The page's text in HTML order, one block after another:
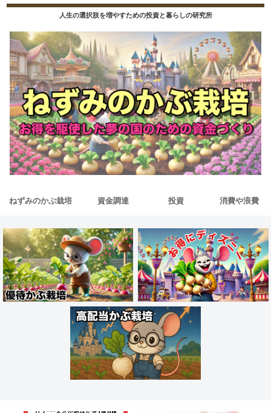
人生の選択肢を増やすための投資と暮らしの研究所
ねずみのかぶ栽培 資金調達 投資 消費や浪費